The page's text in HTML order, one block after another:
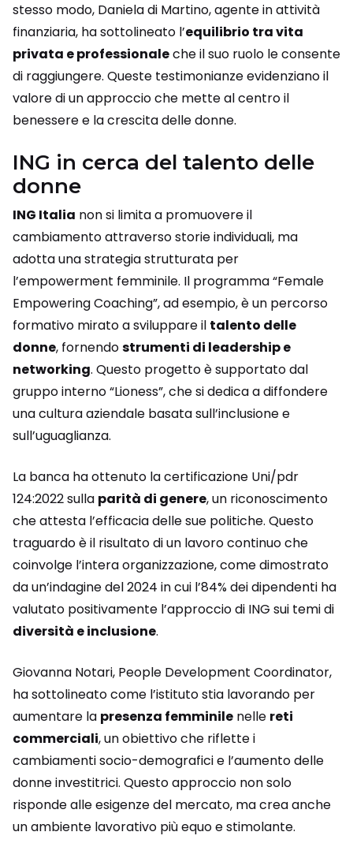
stesso modo, Daniela di Martino, agente in attività
finanziaria, ha sottolineato l’equilibrio tra vita
privata e professionaleche il suo ruolo le consente
di raggiungere. Queste testimonianze evidenziano il
valore di un approccio che mette al centro il
benessere e la crescita delle donne.
ING in cerca del talento delle
donne
ING Italia non si limita a promuovere il
cambiamento attraverso storie individuali, ma
adotta una strategia strutturata per
l’empowerment femminile. Il programma “Female
Empowering Coaching”, ad esempio, è un percorso
formativo mirato a sviluppare il talento delle
donne, fornendostrumenti di leadership e
networking. Questo progetto è supportato dal
gruppo interno “Lioness”, che si dedica a diffondere
una cultura aziendale basata sull’inclusione e
sull’uguaglianza.
La banca ha ottenuto la certificazione Uni/pdr
124:2022 sulla parità di genere, un riconoscimento
che attesta l’efficacia delle sue politiche. Questo
traguardo è il risultato di un lavoro continuo che
coinvolge l’intera organizzazione, come dimostrato
da un’indagine del 2024 in cui l’84% dei dipendenti ha
valutato positivamente l’approccio di ING sui temi di
diversità e inclusione.
Giovanna Notari, People Development Coordinator,
ha sottolineato come l’istituto stia lavorando per
aumentare la presenza femminile nelle reti
commerciali, un obiettivo che riflette i
cambiamenti socio-demografici e l’aumento delle
donne investitrici. Questo approccio non solo
risponde alle esigenze del mercato, ma crea anche
un ambiente lavorativo più equo e stimolante.